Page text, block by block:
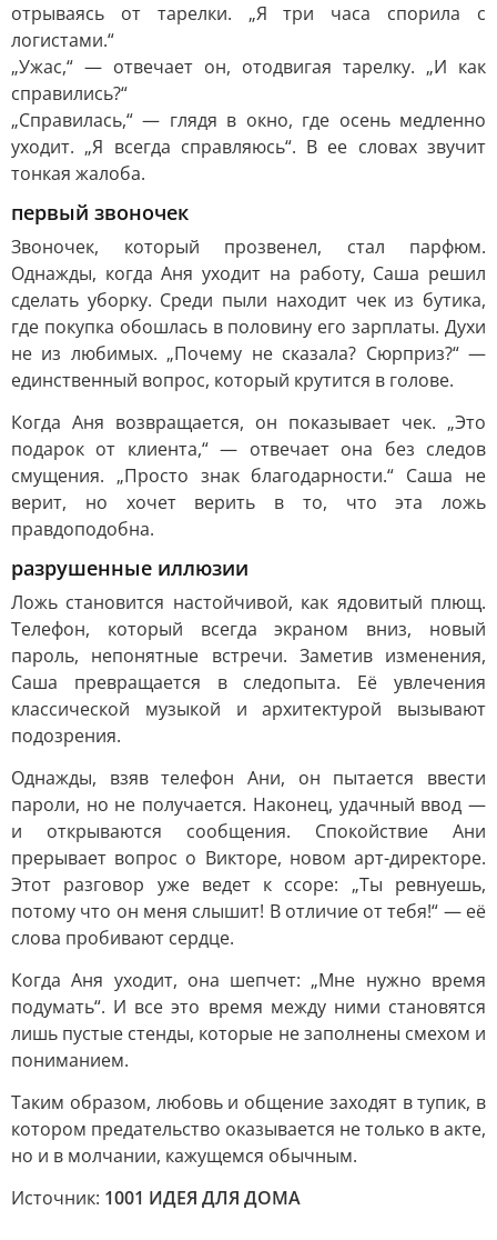
отрываясь от тарелки. „Я три часа спорила с
логистами.“
„Ужас,“ — отвечает он, отодвигая тарелку. „И как
справились?“
„Справилась,“ — глядя в окно, где осень медленно
уходит. „Я всегда справляюсь“. В ее словах звучит
тонкая жалоба.
первый звоночек
Звоночек, который прозвенел, стал парфюм.
Однажды, когда Аня уходит на работу, Саша решил
сделать уборку. Среди пыли находит чек из бутика,
где покупка обошлась в половину его зарплаты. Духи
не из любимых. „Почему не сказала? Сюрприз?“ —
единственный вопрос, который крутится в голове.
Когда Аня возвращается, он показывает чек. „Это
подарок от клиента,“ — отвечает она без следов
смущения. „Просто знак благодарности.“ Саша не
верит, но хочет верить в то, что эта ложь
правдоподобна.
разрушенные иллюзии
Ложь становится настойчивой, как ядовитый плющ.
Телефон, который всегда экраном вниз, новый
пароль, непонятные встречи. Заметив изменения,
Саша превращается в следопыта. Её увлечения
классической музыкой и архитектурой вызывают
подозрения.
Однажды, взяв телефон Ани, он пытается ввести
пароли, но не получается. Наконец, удачный ввод —
и открываются сообщения. Спокойствие Ани
прерывает вопрос о Викторе, новом арт-директоре.
Этот разговор уже ведет к ссоре: „Ты ревнуешь,
потому что он меня слышит! В отличие от тебя!“ — её
слова пробивают сердце.
Когда Аня уходит, она шепчет: „Мне нужно время
подумать“. И все это время между ними становятся
лишь пустые стенды, которые не заполнены смехом и
пониманием.
Таким образом, любовь и общение заходят в тупик, в
котором предательство оказывается не только в акте,
но и в молчании, кажущемся обычным.
Источник: 1001 ИДЕЯ ДЛЯ ДОМА